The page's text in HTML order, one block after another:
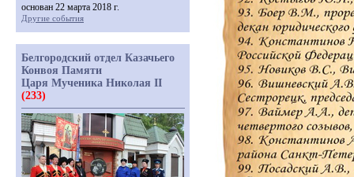
основан 22 марта 2018 г.
Другие события
Белгородский отдел Казачьего
Конвоя Памяти
Царя Мученика Николая II
(233)